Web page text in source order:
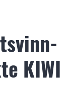
KIWI